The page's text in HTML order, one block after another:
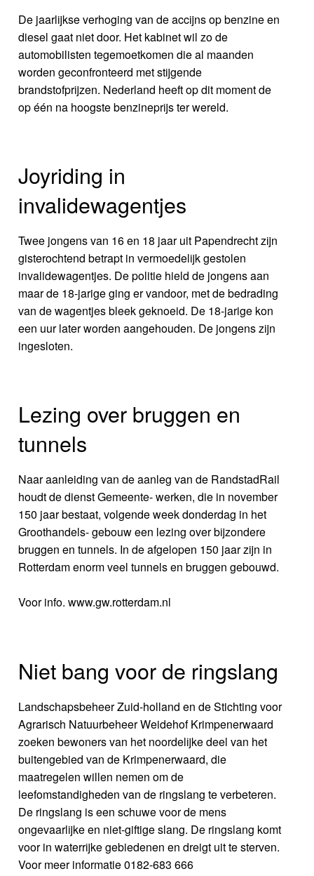
De jaarlijkse verhoging van de accijns op benzine en
diesel gaat niet door. Het kabinet wil zo de
automobilisten tegemoetkomen die al maanden
worden geconfronteerd met stijgende
brandstofprijzen. Nederland heeft op dit moment de
op één na hoogste benzineprijs ter wereld.
Joyriding in
invalidewagentjes
Twee jongens van 16 en 18 jaar uit Papendrecht zijn
gisterochtend betrapt in vermoedelijk gestolen
invalidewagentjes. De politie hield de jongens aan
maar de 18-jarige ging er vandoor, met de bedrading
van de wagentjes bleek geknoeid. De 18-jarige kon
een uur later worden aangehouden. De jongens zijn
ingesloten.
Lezing over bruggen en
tunnels
Naar aanleiding van de aanleg van de RandstadRail
houdt de dienst Gemeente- werken, die in november
150 jaar bestaat, volgende week donderdag in het
Groothandels- gebouw een lezing over bijzondere
bruggen en tunnels. In de afgelopen 150 jaar zijn in
Rotterdam enorm veel tunnels en bruggen gebouwd.
Voor info. www.gw.rotterdam.nl
Niet bang voor de ringslang
Landschapsbeheer Zuid-holland en de Stichting voor
Agrarisch Natuurbeheer Weidehof Krimpenerwaard
zoeken bewoners van het noordelijke deel van het
buitengebied van de Krimpenerwaard, die
maatregelen willen nemen om de
leefomstandigheden van de ringslang te verbeteren.
De ringslang is een schuwe voor de mens
ongevaarlijke en niet-giftige slang. De ringslang komt
voor in waterrijke gebiedenen en dreigt uit te sterven.
Voor meer informatie 0182-683 666